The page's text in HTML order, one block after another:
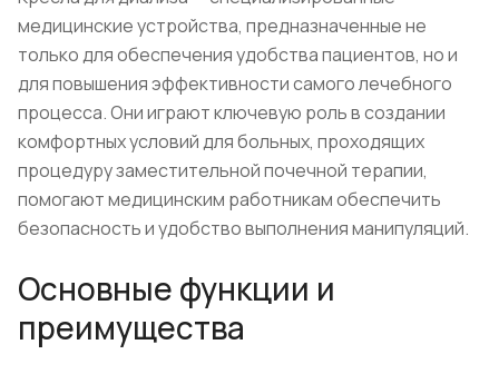
медицинские устройства, предназначенные не
только для обеспечения удобства пациентов, но и
для повышения эффективности самого лечебного
процесса. Они играют ключевую роль в создании
комфортных условий для больных, проходящих
процедуру заместительной почечной терапии,
помогают медицинским работникам обеспечить
безопасность и удобство выполнения манипуляций.
Основные функции и
преимущества